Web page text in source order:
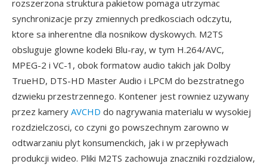
rozszerzona struktura pakietow pomaga utrzymac
synchronizacje przy zmiennych predkosciach odczytu,
ktore sa inherentne dla nosnikow dyskowych. M2TS
obsluguje glowne kodeki Blu-ray, w tym H.264/AVC,
MPEG-2 i VC-1, obok formatow audio takich jak Dolby
TrueHD, DTS-HD Master Audio i LPCM do bezstratnego
dzwieku przestrzennego. Kontener jest rowniez uzywany
przez kamery AVCHD do nagrywania materialu w wysokiej
rozdzielczosci, co czyni go powszechnym zarowno w
odtwarzaniu plyt konsumenckich, jak i w przepływach
produkcji wideo. Pliki M2TS zachowuja znaczniki rozdzialow,